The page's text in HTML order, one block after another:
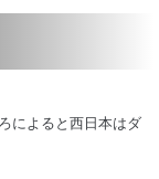
によると西日本はダ